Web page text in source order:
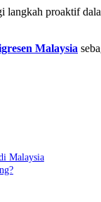
proaktif
Malaysia
Malaysia